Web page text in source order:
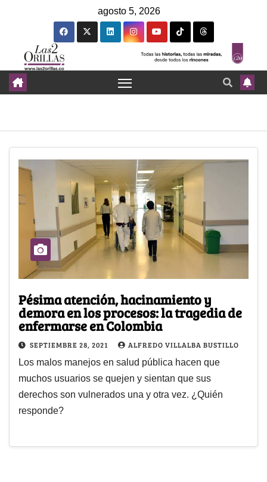
agosto 5, 2026
Pésima atención, hacinamiento y
demora en los procesos: la tragedia de
enfermarse en Colombia
SEPTIEMBRE 28, 2021 ALFREDO VILLALBA BUSTILLO
Los malos manejos en salud pública hacen que
muchos usuarios se quejen y sientan que sus
derechos son vulnerados una y otra vez. ¿Quién
responde?